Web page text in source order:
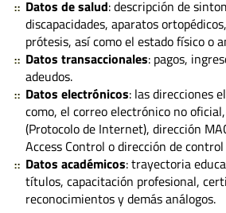
Datos de salud: descripción de
discapacidades, aparatos
prótesis, así como el estado físico o
Datos transaccionales: pagos,
adeudos.
Datos electrónicos: las direcciones
como, el correo electrónico no
(Protocolo de Internet), dirección
Access Control o dirección de
Datos académicos: trayectoria
títulos, capacitación profesional,
reconocimientos y demás análogos.